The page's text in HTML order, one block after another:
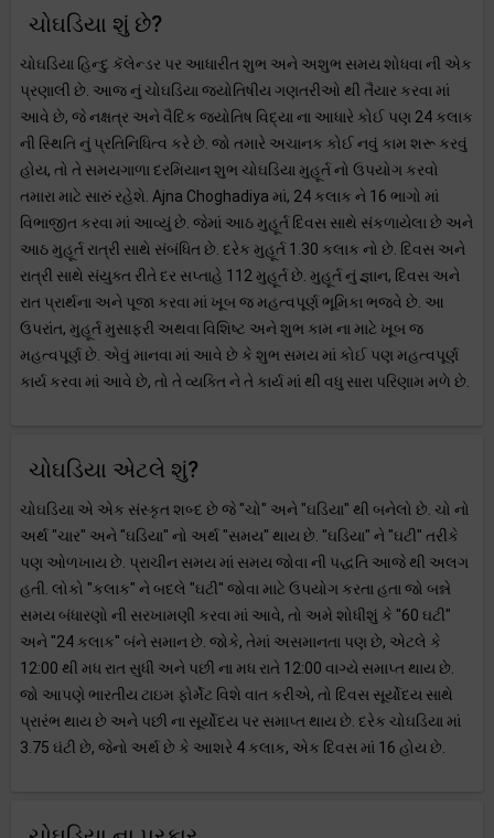
ચોઘડિયા શું છે?
ચોઘડિયા હિન્દુ કૅલેન્ડર પર આધારીત શુભ અને અશુભ સમય શોધવા ની એક
પ્રણાલી છે. આજ નું ચોઘડિયા જ્યોતિષીય ગણતરીઓ થી તૈયાર કરવા માં
આવે છે, જે નક્ષત્ર અને વૈદિક જ્યોતિષ વિદ્યા ના આધારે કોઈ પણ 24 કલાક
ની સ્થિતિ નું પ્રતિનિધિત્વ કરે છે. જો તમારે અચાનક કોઈ નવું કામ શરૂ કરવું
હોય, તો તે સમયગાળા દરમિયાન શુભ ચોઘડિયા મુહૂર્ત નો ઉપયોગ કરવો
તમારા માટે સારું રહેશે. Ajna Choghadiya માં, 24 કલાક ને 16 ભાગો માં
વિભાજીત કરવા માં આવ્યું છે. જેમાં આઠ મુહૂર્ત દિવસ સાથે સંકળાયેલા છે અને
આઠ મુહૂર્ત રાત્રી સાથે સંબંધિત છે. દરેક મુહૂર્ત 1.30 કલાક નો છે. દિવસ અને
રાત્રી સાથે સંયુક્ત રીતે દર સપ્તાહે 112 મુહૂર્ત છે. મુહૂર્ત નું જ્ઞાન, દિવસ અને
રાત પ્રાર્થના અને પૂજા કરવા માં ખૂબ જ મહત્વપૂર્ણ ભૂમિકા ભજવે છે. આ
ઉપરાંત, મુહૂર્ત મુસાફરી અથવા વિશિષ્ટ અને શુભ કામ ના માટે ખૂબ જ
મહત્વપૂર્ણ છે. એવું માનવા માં આવે છે કે શુભ સમય માં કોઈ પણ મહત્વપૂર્ણ
કાર્ય કરવા માં આવે છે, તો તે વ્યક્તિ ને તે કાર્ય માં થી વધુ સારા પરિણામ મળે છે.
ચોઘડિયા એટલે શું?
ચોઘડિયા એ એક સંસ્કૃત શબ્દ છે જે "ચો" અને "ઘડિયા" થી બનેલો છે. ચો નો
અર્થ "ચાર" અને "ઘડિયા" નો અર્થ "સમય" થાય છે. "ઘડિયા" ને "ઘટી" તરીકે
પણ ઓળખાય છે. પ્રાચીન સમય માં સમય જોવા ની પદ્ધતિ આજે થી અલગ
હતી. લોકો "કલાક" ને બદલે "ઘટી" જોવા માટે ઉપયોગ કરતા હતા જો બન્ને
સમય બંધારણો ની સરખામણી કરવા માં આવે, તો અમે શોધીશું કે "60 ઘટી"
અને "24 કલાક" બંને સમાન છે. જોકે, તેમાં અસમાનતા પણ છે, એટલે કે
12:00 થી મધ રાત સુધી અને પછી ના મધ રાતે 12:00 વાગ્યે સમાપ્ત થાય છે.
જો આપણે ભારતીય ટાઇમ ફોર્મેટ વિશે વાત કરીએ, તો દિવસ સૂર્યોદય સાથે
પ્રારંભ થાય છે અને પછી ના સૂર્યોદય પર સમાપ્ત થાય છે. દરેક ચોઘડિયા માં
3.75 ઘંટી છે, જેનો અર્થ છે કે આશરે 4 કલાક, એક દિવસ માં 16 હોય છે.